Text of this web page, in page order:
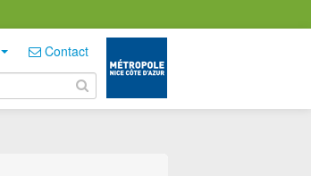
Contact